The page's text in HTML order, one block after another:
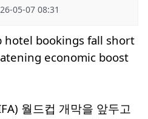
05-07 08:31
월드컵 개막을 앞두고